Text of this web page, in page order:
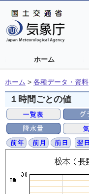
ホーム
ホーム > 各種データ・資料
１時間ごとの値